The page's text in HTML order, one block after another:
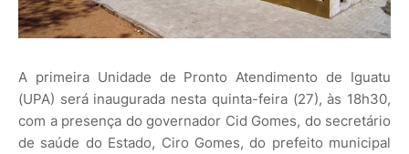
A primeira Unidade de Pronto Atendimento de Iguatu
(UPA) será inaugurada nesta quinta-feira (27), às 18h30,
com a presença do governador Cid Gomes, do secretário
de saúde do Estado, Ciro Gomes, do prefeito municipal